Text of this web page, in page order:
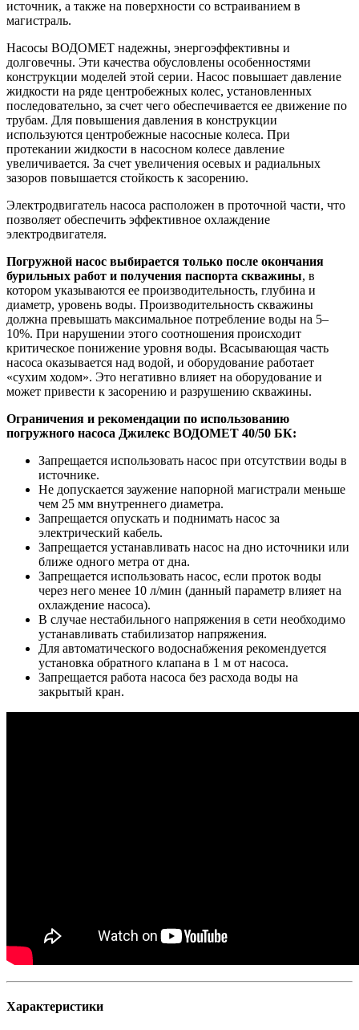
источник, а также на поверхности со встраиванием в
магистраль.
Насосы ВОДОМЕТ надежны, энергоэффективны и
долговечны. Эти качества обусловлены особенностями
конструкции моделей этой серии. Насос повышает давление
жидкости на ряде центробежных колес, установленных
последовательно, за счет чего обеспечивается ее движение по
трубам. Для повышения давления в конструкции
используются центробежные насосные колеса. При
протекании жидкости в насосном колесе давление
увеличивается. За счет увеличения осевых и радиальных
зазоров повышается стойкость к засорению.
Электродвигатель насоса расположен в проточной части, что
позволяет обеспечить эффективное охлаждение
электродвигателя.
Погружной насос выбирается только после окончания
бурильных работ и получения паспорта скважины, в
котором указываются ее производительность, глубина и
диаметр, уровень воды. Производительность скважины
должна превышать максимальное потребление воды на 5–
10%. При нарушении этого соотношения происходит
критическое понижение уровня воды. Всасывающая часть
насоса оказывается над водой, и оборудование работает
«сухим ходом». Это негативно влияет на оборудование и
может привести к засорению и разрушению скважины.
Ограничения и рекомендации по использованию
погружного насоса Джилекс ВОДОМЕТ 40/50 БК:
Запрещается использовать насос при отсутствии воды в
источнике.
Не допускается заужение напорной магистрали меньше
чем 25 мм внутреннего диаметра.
Запрещается опускать и поднимать насос за
электрический кабель.
Запрещается устанавливать насос на дно источники или
ближе одного метра от дна.
Запрещается использовать насос, если проток воды
через него менее 10 л/мин (данный параметр влияет на
охлаждение насоса).
В случае нестабильного напряжения в сети необходимо
устанавливать стабилизатор напряжения.
Для автоматического водоснабжения рекомендуется
установка обратного клапана в 1 м от насоса.
Запрещается работа насоса без расхода воды на
закрытый кран.
Характеристики